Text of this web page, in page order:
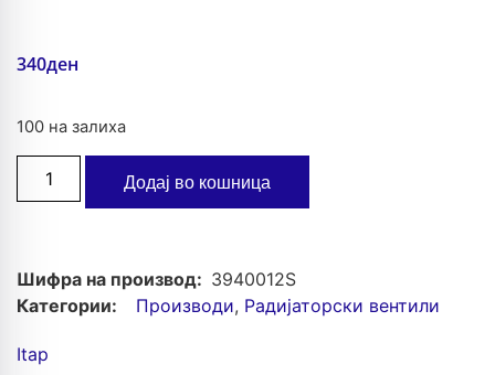
340ден
100 на залиха
Додај во кошница
Шифра на производ: 3940012S
Категории:
Производи, Радијаторски вентили
Itap